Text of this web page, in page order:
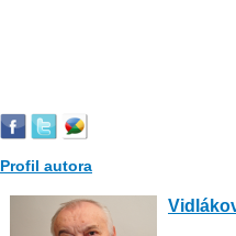
Profil autora